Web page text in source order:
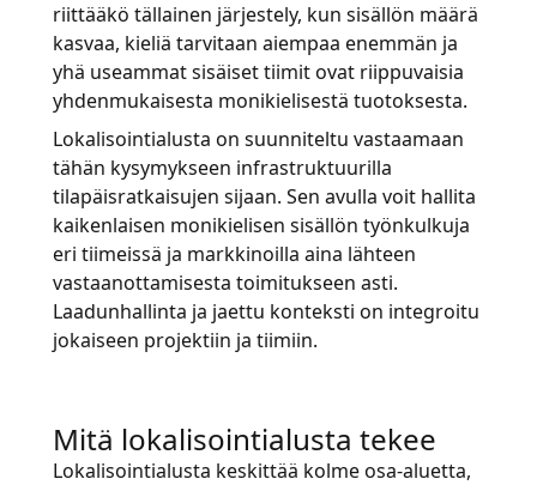
Kaikki ratkaisut
Ratkaisut toimialoittain
Life Sciences
Valmistava Teollisuus
Rahoitus
Julkiset Instituutiot
Tapaa Lia
Nopea, älykäs ja skaalautuva AI-käännös
riittääkö tällainen järjestely, kun sisällön määrä
kasvaa, kieliä tarvitaan aiempaa enemmän ja
yhä useammat sisäiset tiimit ovat riippuvaisia
yhdenmukaisesta monikielisestä tuotoksesta.
Lokalisointialusta on suunniteltu vastaamaan
tähän kysymykseen infrastruktuurilla
tilapäisratkaisujen sijaan. Sen avulla voit hallita
kaikenlaisen monikielisen sisällön työnkulkuja
eri tiimeissä ja markkinoilla aina lähteen
vastaanottamisesta toimitukseen asti.
Laadunhallinta ja jaettu konteksti on integroitu
jokaiseen projektiin ja tiimiin.
Mitä lokalisointialusta tekee
Lokalisointialusta keskittää kolme osa-aluetta,